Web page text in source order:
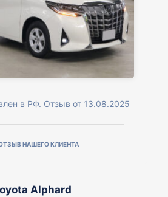
в РФ. Отзыв от 13.08.2025
НАШЕГО КЛИЕНТА
Alphard